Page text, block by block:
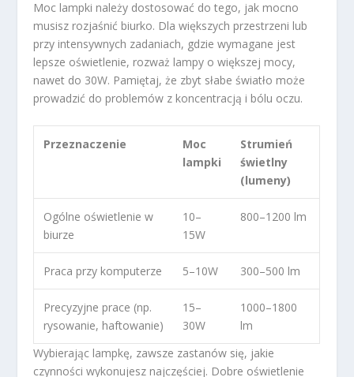
Moc lampki należy dostosować do tego, jak mocno
musisz rozjaśnić biurko. Dla większych przestrzeni lub
przy intensywnych zadaniach, gdzie wymagane jest
lepsze oświetlenie, rozważ lampy o większej mocy,
nawet do 30W. Pamiętaj, że zbyt słabe światło może
prowadzić do problemów z koncentracją i bólu oczu.
Przeznaczenie
Moc
lampki
Strumień
świetlny
(lumeny)
Ogólne oświetlenie w
biurze
10–
15W
800–1200 lm
Praca przy komputerze 5–10W 300–500 lm
Precyzyjne prace (np.
rysowanie, haftowanie)
15–
30W
1000–1800
lm
Wybierając lampkę, zawsze zastanów się, jakie
czynności wykonujesz najczęściej. Dobre oświetlenie